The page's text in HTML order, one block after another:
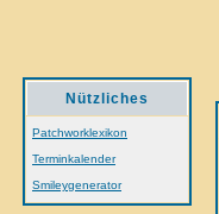
Nützliches
Patchworklexikon
Terminkalender
Smileygenerator